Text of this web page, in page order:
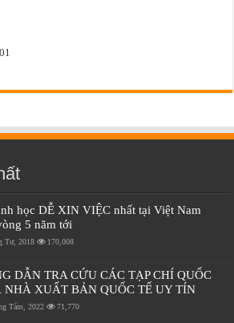
học DỄ XIN VIỆC nhất tại Việt Nam
5 năm tới
Tư, 2018 170,008
DẪN TRA CỨU CÁC TẠP CHÍ QUỐC
NHÀ XUẤT BẢN QUỐC TẾ UY TÍN
Tám, 2022 71,770